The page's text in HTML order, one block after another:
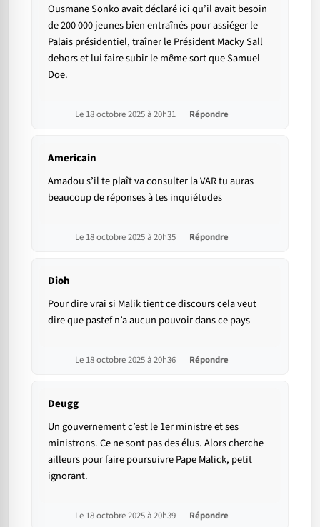
Ousmane Sonko avait déclaré ici qu’il avait besoin
de 200 000 jeunes bien entraînés pour assiéger le
Palais présidentiel, traîner le Président Macky Sall
dehors et lui faire subir le même sort que Samuel
Doe.
Le 18 octobre 2025 à 20h31 Répondre
Americain
Amadou s’il te plaît va consulter la VAR tu auras
beaucoup de réponses à tes inquiétudes
Le 18 octobre 2025 à 20h35 Répondre
Dioh
Pour dire vrai si Malik tient ce discours cela veut
dire que pastef n’a aucun pouvoir dans ce pays
Le 18 octobre 2025 à 20h36 Répondre
Deugg
Un gouvernement c’est le 1er ministre et ses
ministrons. Ce ne sont pas des élus. Alors cherche
ailleurs pour faire poursuivre Pape Malick, petit
ignorant.
Le 18 octobre 2025 à 20h39 Répondre